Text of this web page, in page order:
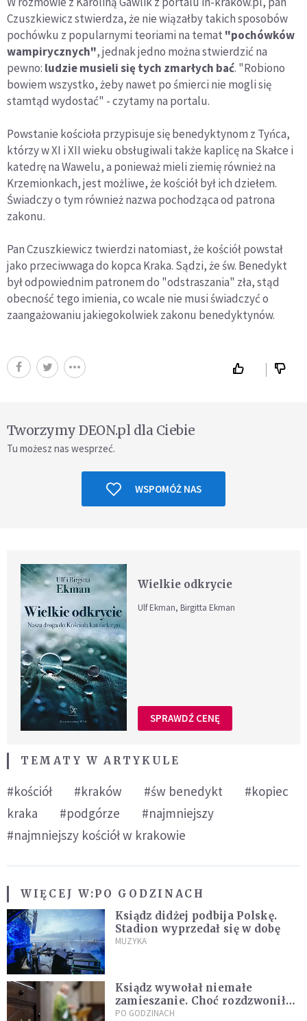
Czuszkiewicz stwierdza, że nie wiązałby takich sposobów
pochówku z popularnymi teoriami na temat "pochówków
wampirycznych", jednak jedno można stwierdzić na
pewno: ludzie musieli się tych zmarłych bać. "Robiono
bowiem wszystko, żeby nawet po śmierci nie mogli się
stamtąd wydostać" - czytamy na portalu.
Powstanie kościoła przypisuje się benedyktynom z Tyńca,
którzy w XI i XII wieku obsługiwali także kaplicę na Skałce i
katedrę na Wawelu, a ponieważ mieli ziemię również na
Krzemionkach, jest możliwe, że kościół był ich dziełem.
Świadczy o tym również nazwa pochodząca od patrona
zakonu.
Pan Czuszkiewicz twierdzi natomiast, że kościół powstał
jako przeciwwaga do kopca Kraka. Sądzi, że św. Benedykt
był odpowiednim patronem do "odstraszania" zła, stąd
obecność tego imienia, co wcale nie musi świadczyć o
zaangażowaniu jakiegokolwiek zakonu benedyktynów.
Tworzymy DEON.pl dla Ciebie
Tu możesz nas wesprzeć.
WSPOMÓŻ NAS
Wielkie odkrycie
Ulf Ekman, Birgitta Ekman
SPRAWDŹ CENĘ
TEMATY W ARTYKULE
#kościół #kraków #św benedykt
#kopiec
kraka
#podgórze
#najmniejszy
#najmniejszy kościół w krakowie
WIĘCEJ W:PO GODZINACH
Ksiądz didżej podbija Polskę.
Stadion wyprzedał się w dobę
MUZYKA
Ksiądz wywołał niemałe
zamieszanie. Choć rozdzwoniły
się telefony z całego kraju,
PO GODZINACH